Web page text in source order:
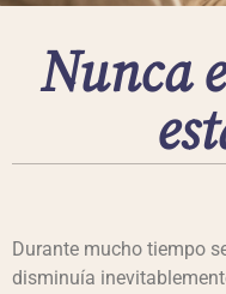
Nunca
Durante mucho tiempo
disminuía